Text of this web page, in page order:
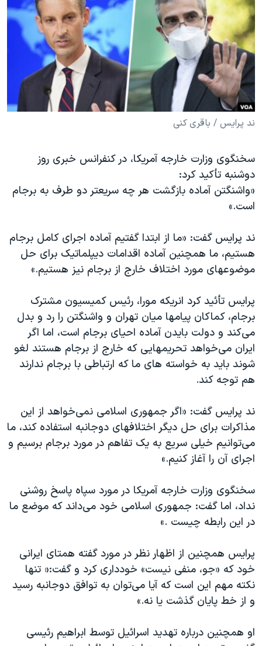
فرهنگ و زندگی
حقوق شهروندی
اقتصادی
علم و فناوری
اسرائیل در جنگ
مستندها
انتخابات ریاست جمهوری آمریکا ۲۰۲۴
حمله جمهوری اسلامی به اسرائیل
رمز مهسا
ورزش زنان در ایران
تریبونال مردمی آبان ۹۸
دادگاه حمید نوری
اعتراضات مردمی آبان ۹۸
اسرائیل در جنگ
همایش محافظه‌کاران آمریکا «سی‌پک»
صفحه‌های ویژه
سفر پرزیدنت ترامپ به چین
دنبال کنید
زبانهای مختلف
ند پرایس / باقری کنی
سخنگوی وزارت خارجه آمریکا، در کنفرانس خبری روز
دوشنبه تأکید کرد:
«واشنگتن آماده بازگشت هر چه سریعتر دو طرف به برجام
است.»
ند پرایس گفت: «ما از ابتدا گفتیم آماده اجرای کامل برجام
هستیم، ما همچنین آماده اقدامات دیپلماتیک برای حل
موضوعهای مورد اختلاف خارج از برجام نیز هستیم.»
پرایس تأئید کرد انریکه مورا، رئیس کمیسیون مشترک
برجام، کماکان پیامها میان تهران و واشنگتن را رد و بدل
می‌کند و دولت بایدن آماده احیای برجام است، اما اگر
ایران می‌خواهد تحریمهایی که خارج از برجام هستند لغو
شوند باید به خواسته های ما که ارتباطی با برجام ندارند
هم توجه کند.
ند پرایس گفت: «اگر جمهوری اسلامی نمی‌خواهد از این
مذاکرات برای حل دیگر اختلافهای دوجانبه استفاده کند، ما
می‌توانیم خیلی سریع به یک تفاهم در مورد برجام برسیم و
اجرای آن را آغاز کنیم.»
سخنگوی وزارت خارجه آمریکا در مورد سپاه پاسخ روشنی
نداد، اما گفت: جمهوری اسلامی خود می‌داند که موضع ما
در این رابطه چیست .»
پرایس همچنین از اظهار نظر در مورد گفته همتای ایرانی
خود که «جو، منفی نیست» خودداری کرد و گفت:« تنها
نکته مهم این است که آیا می‌توان به توافق دوجانبه رسید
و از خط پایان گذشت یا نه.»
او همچنین درباره تهدید اسرائیل توسط ابراهیم رئیسی